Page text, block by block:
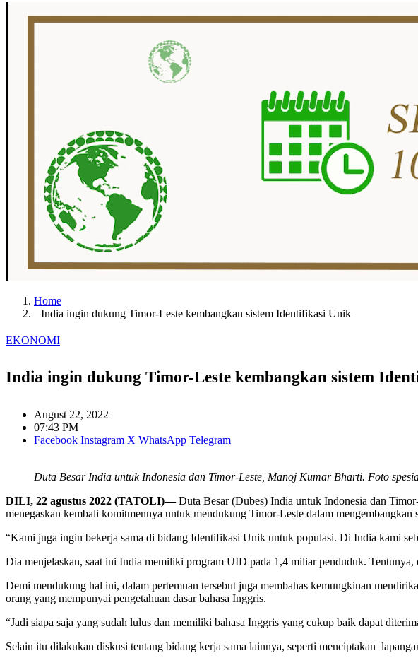
Home
India ingin dukung Timor-Leste kembangkan sistem Identifikasi Unik
EKONOMI
India ingin dukung Timor-Leste kembangkan sistem
August 22, 2022
07:43 PM
Facebook Instagram X WhatsApp Telegram
Duta Besar India untuk Indonesia dan Timor-Leste, Manoj Kumar Bharti. Foto
DILI, 22 agustus 2022 (TATOLI)—Duta Besar (Dubes) India untuk Indonesia dan
menegaskan kembali komitmennya untuk mendukung Timor-Leste dalam
“Kami juga ingin bekerja sama di bidang Identifikasi Unik untuk populasi. Di India kami
Dia menjelaskan, saat ini India memiliki program UID pada 1,4 miliar penduduk.
Demi mendukung hal ini, dalam pertemuan tersebut juga membahas kemungkinan
orang yang mempunyai pengetahuan dasar bahasa Inggris.
“Jadi siapa saja yang sudah lulus dan memiliki bahasa Inggris yang cukup baik dapat
Selain itu dilakukan diskusi tentang bidang kerja sama lainnya, seperti menciptakan